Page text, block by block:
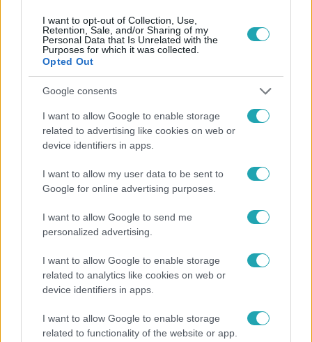
I want to opt-out of Collection, Use,
Retention, Sale, and/or Sharing of my
Personal Data that Is Unrelated with the
Purposes for which it was collected.
Opted Out
Google consents
I want to allow Google to enable storage
related to advertising like cookies on web or
device identifiers in apps.
I want to allow my user data to be sent to
Google for online advertising purposes.
I want to allow Google to send me
personalized advertising.
I want to allow Google to enable storage
related to analytics like cookies on web or
device identifiers in apps.
I want to allow Google to enable storage
related to functionality of the website or app.
Reggeli
Herceg Dávid a Nyerő Párosról: Nyertesként
szálltunk ki ebből a műsorból
Sokan meglepő fordulatként élték meg, hogy Herceg
Dávid és felesége Herceg-Pál Bianka estek ki a Nyerő
Párosból. Hogy hogyan jöttek ki a többiekkel, kivel nem
találták meg a közös hangot és mi volt a legjobb
élményük, ezekről beszéltek a Reggeliben.